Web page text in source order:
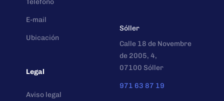
Teléfono
E-mail
Ubicación
Legal
Aviso legal
Sóller
Calle 18 de Novembre
de 2005, 4,
07100 Sóller
971 63 87 19